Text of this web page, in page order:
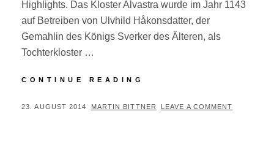
Highlights. Das Kloster Alvastra wurde im Jahr 1143
auf Betreiben von Ulvhild Håkonsdatter, der
Gemahlin des Königs Sverker des Älteren, als
Tochterkloster …
CONTINUE READING
KLOSTER,
POSTED
23. AUGUST 2014 BY
MARTIN BITTNER LEAVE A COMMENT